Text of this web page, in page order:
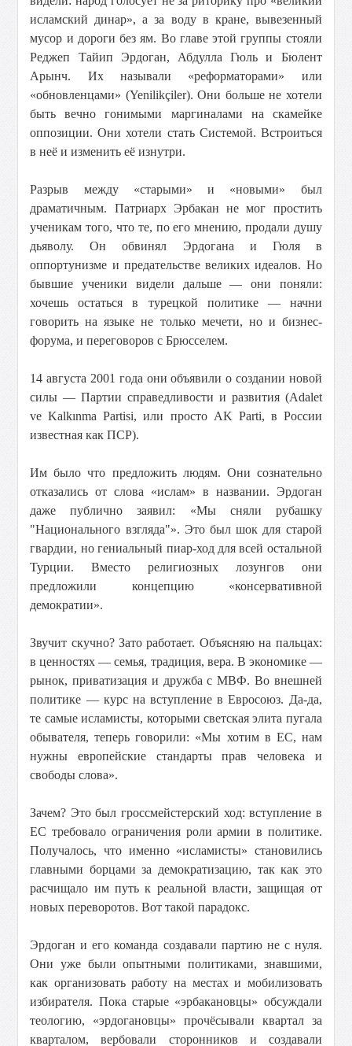
исламский динар», а за воду в кране, вывезенный
мусор и дороги без ям. Во главе этой группы стояли
Реджеп Тайип Эрдоган, Абдулла Гюль и Бюлент
Арынч. Их называли «реформаторами» или
«обновленцами» (Yenilikçiler). Они больше не хотели
быть вечно гонимыми маргиналами на скамейке
оппозиции. Они хотели стать Системой. Встроиться
в неё и изменить её изнутри.
Разрыв между «старыми» и «новыми» был
драматичным. Патриарх Эрбакан не мог простить
ученикам того, что те, по его мнению, продали душу
дьяволу. Он обвинял Эрдогана и Гюля в
оппортунизме и предательстве великих идеалов. Но
бывшие ученики видели дальше — они поняли:
хочешь остаться в турецкой политике — начни
говорить на языке не только мечети, но и бизнес-
форума, и переговоров с Брюсселем.
14 августа 2001 года они объявили о создании новой
силы — Партии справедливости и развития (Adalet
ve Kalkınma Partisi, или просто AK Parti, в России
известная как ПСР).
Им было что предложить людям. Они сознательно
отказались от слова «ислам» в названии. Эрдоган
даже публично заявил: «Мы сняли рубашку
"Национального взгляда"». Это был шок для старой
гвардии, но гениальный пиар-ход для всей остальной
Турции. Вместо религиозных лозунгов они
предложили концепцию «консервативной
демократии».
Звучит скучно? Зато работает. Объясняю на пальцах:
в ценностях — семья, традиция, вера. В экономике —
рынок, приватизация и дружба с МВФ. Во внешней
политике — курс на вступление в Евросоюз. Да-да,
те самые исламисты, которыми светская элита пугала
обывателя, теперь говорили: «Мы хотим в ЕС, нам
нужны европейские стандарты прав человека и
свободы слова».
Зачем? Это был гроссмейстерский ход: вступление в
ЕС требовало ограничения роли армии в политике.
Получалось, что именно «исламисты» становились
главными борцами за демократизацию, так как это
расчищало им путь к реальной власти, защищая от
новых переворотов. Вот такой парадокс.
Эрдоган и его команда создавали партию не с нуля.
Они уже были опытными политиками, знавшими,
как организовать работу на местах и мобилизовать
избирателя. Пока старые «эрбакановцы» обсуждали
теологию, «эрдогановцы» прочёсывали квартал за
кварталом, вербовали сторонников и создавали